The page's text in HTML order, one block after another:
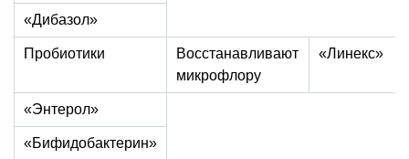
«Дибазол»
Пробиотики
Восстанавливают
микрофлору
«Линекс»
«Энтерол»
«Бифидобактерин»